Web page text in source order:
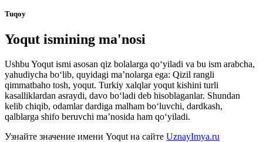
Tuqoy
Yoqut ismining ma'nosi
Ushbu Yoqut ismi asosan qiz bolalarga qo‘yiladi va bu ism arabcha,
yahudiycha bo‘lib, quyidagi ma’nolarga ega: Qizil rangli
qimmatbaho tosh, yoqut. Turkiy xalqlar yoqut kishini turli
kasalliklardan asraydi, davo bo‘ladi deb hisoblaganlar. Shundan
kelib chiqib, odamlar dardiga malham bo‘luvchi, dardkash,
qalblarga shifo beruvchi ma’nosida ham qo‘yiladi.
Узнайте значение имени Yoqut на сайте UznayImya.ru